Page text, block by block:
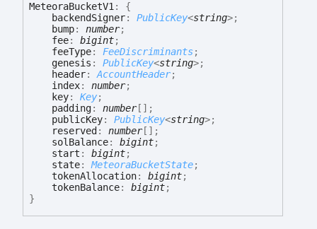
MeteoraBucketV1:
{
backendSigner: PublicKey<string>;
bump: number;
fee: bigint;
feeType: FeeDiscriminants;
genesis : PublicKey<string>;
header:AccountHeader;
index: number;
key: Key;
padding: number[] ;
publicKey: PublicKey<string>;
reserved : number[] ;
solBalance: bigint;
start : bigint;
state:MeteoraBucketState;
tokenAllocation: bigint;
tokenBalance: bigint;
}